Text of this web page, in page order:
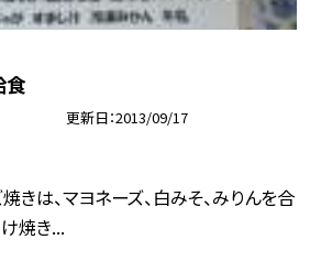
食
更新日 2013/09/17
きは、マヨネーズ、白みそ、みりんを合
焼き...